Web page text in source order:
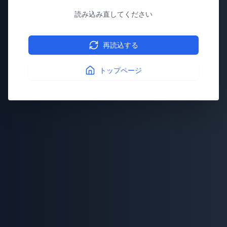
読み込み直してください
再読込する
トップページ